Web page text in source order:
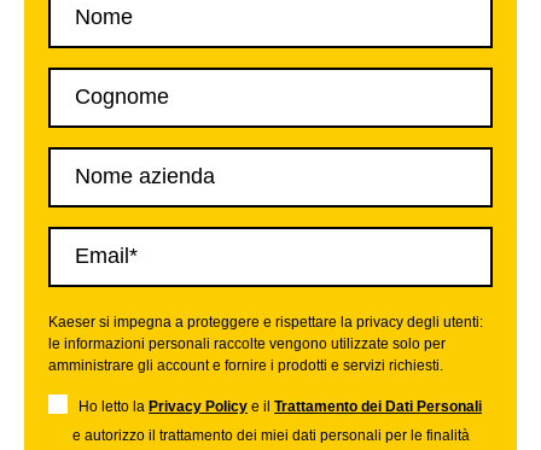
Kaeser si impegna a proteggere e rispettare la privacy degli utenti:
le informazioni personali raccolte vengono utilizzate solo per
amministrare gli account e fornire i prodotti e servizi richiesti.
Ho letto la Privacy Policy e il Trattamento dei Dati Personali
e autorizzo il trattamento dei miei dati personali per le finalità